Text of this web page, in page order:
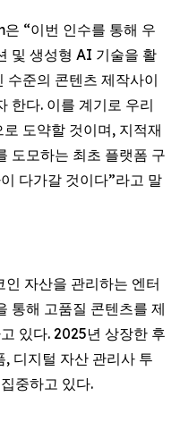
“이번 인수를 통해 우
및 생성형 AI 기술을 활
준의 콘텐츠 제작사이
한다. 이를 계기로 우리
도약할 것이며, 지적재
도모하는 최초 플랫폼 구
다가갈 것이다”라고 말
자산을 관리하는 엔터
통해 고품질 콘텐츠를 제
있다. 2025년 상장한 후
디지털 자산 관리사 투
중하고 있다.